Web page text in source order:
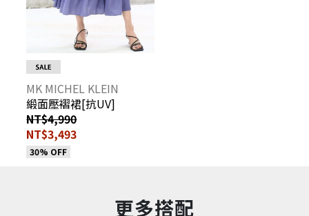
MK MICHEL KLEIN
緞面壓褶裙[抗UV]
NT$4,990
NT$3,493
30% OFF
更多搭配